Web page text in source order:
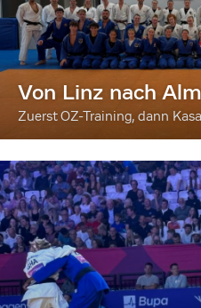
Von Linz nach
Zuerst OZ-Training, dann